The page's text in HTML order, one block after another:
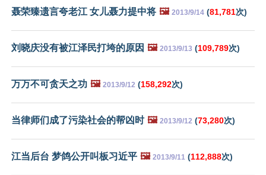
聂荣臻遗言夸老江 女儿聂力提中将 🖼️ 2013/9/14 (81,781次)
刘晓庆没有被江泽民打垮的原因 🖼️ 2013/9/13 (109,789次)
万万不可贪天之功 🖼️ 2013/9/12 (158,292次)
当律师们成了污染社会的帮凶时 🖼️ 2013/9/12 (73,280次)
江当后台 梦鸽公开叫板习近平 🖼️ 2013/9/11 (112,888次)